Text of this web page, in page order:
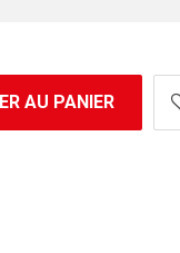
AU PANIER